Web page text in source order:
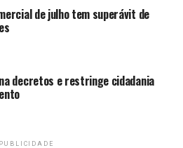
de julho tem superávit de
decretos e restringe cidadania
PUBLICIDADE